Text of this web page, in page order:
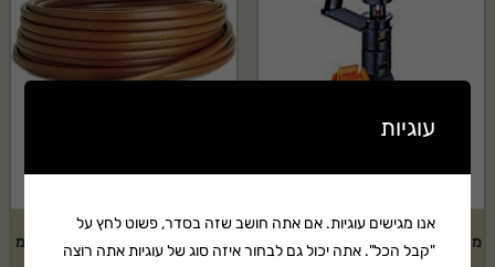
מתז נוי Elgo דגם: 360 מעלות – 5
צינור 16 מ"מ טפטוף כל 0.20 ס"מ
עוגיות
אנו מגישים עוגיות. אם אתה חושב שזה בסדר, פשוט לחץ על
"קבל הכל". אתה יכול גם לבחור איזה סוג של עוגיות אתה רוצה